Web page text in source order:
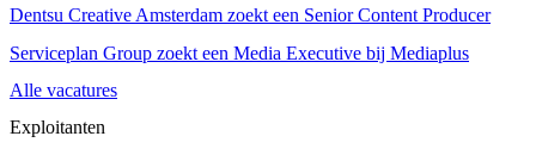
Dentsu Creative Amsterdam zoekt een Senior Content Producer
Serviceplan Group zoekt een Media Executive bij Mediaplus
Alle vacatures
Exploitanten